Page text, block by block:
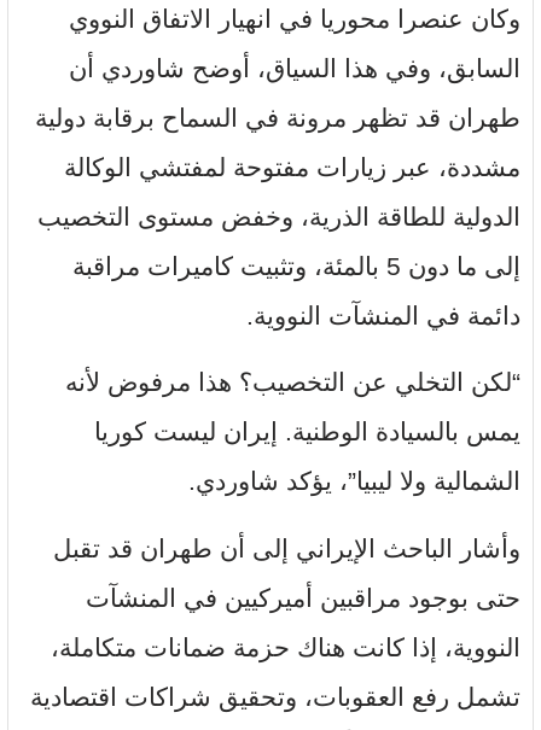
وكان عنصرا محوريا في انهيار الاتفاق النووي
السابق، وفي هذا السياق، أوضح شاوردي أن
طهران قد تظهر مرونة في السماح برقابة دولية
مشددة، عبر زيارات مفتوحة لمفتشي الوكالة
الدولية للطاقة الذرية، وخفض مستوى التخصيب
إلى ما دون 5 بالمئة، وتثبيت كاميرات مراقبة
دائمة في المنشآت النووية.
“لكن التخلي عن التخصيب؟ هذا مرفوض لأنه
يمس بالسيادة الوطنية. إيران ليست كوريا
الشمالية ولا ليبيا”، يؤكد شاوردي.
وأشار الباحث الإيراني إلى أن طهران قد تقبل
حتى بوجود مراقبين أميركيين في المنشآت
النووية، إذا كانت هناك حزمة ضمانات متكاملة،
تشمل رفع العقوبات، وتحقيق شراكات اقتصادية